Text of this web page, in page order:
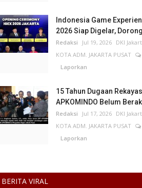
Indonesia Game
2026 Siap Digelar,
Redaksi Jul 19, 2026 DKI
KOTA ADM. JAKARTA PUSAT
Laporkan
15 Tahun Dugaan
APKOMINDO Belum
Redaksi Jul 17, 2026 DKI
KOTA ADM. JAKARTA PUSAT
Laporkan
BERITA VIRAL